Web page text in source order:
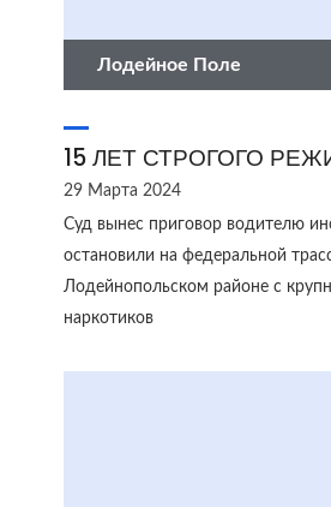
Лодейное Поле
15 ЛЕТ СТРОГОГО
29 Марта 2024
Суд вынес приговор водителю
остановили на федеральной
Лодейнопольском районе с
наркотиков